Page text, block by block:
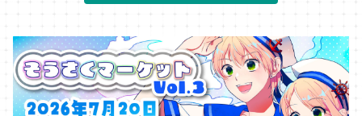
アクリルジオラマ
アクリルスタンド
マスキングテープ
仕業札・識別札
鉄道標記
鉄道アクセサリー
甲信越
北陸
アクリルチャーム